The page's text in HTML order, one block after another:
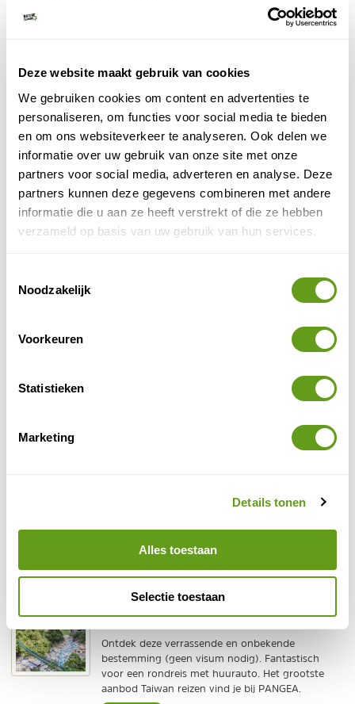
Deze website maakt gebruik van cookies
We gebruiken cookies om content en advertenties te
personaliseren, om functies voor social media te bieden
en om ons websiteverkeer te analyseren. Ook delen we
informatie over uw gebruik van onze site met onze
partners voor social media, adverteren en analyse. Deze
partners kunnen deze gegevens combineren met andere
informatie die u aan ze heeft verstrekt of die ze hebben
verzameld op basis van uw gebruik van hun services.
Noodzakelijk
Voorkeuren
Statistieken
Marketing
Details tonen
Alles toestaan
Selectie toestaan
De beste reistijd voor verre reizen in novemberis heel
hebben hun beste reisperiode en zijn in het najaar
goedkoper dan in de zomermaanden. Hier volgen
enkele leuke bestemmingen in november:
Midden- en Zuid-Amerika in november
1.Argentinië- Immense gletsjers en machtige condors.
2.Bolivia - Uitgestrekte zoutpannen en eindeloze
hoogvlakten.
3.Chili- Ongerept natuurschoon van noord naar zuid.
1.Cambodja
- Bijzondere cultuur en lieve bevolking.
4.Thailand- Natuur, cultuur en relaxen.
Afrika in november
3.Madagaskar- Lemuren, kameleons en baobabs.
- Verrassend gevarieerde natuur.
5.Seychellen- Tropisch paradijs
PANGEA - Rondreizen door Taiwan
Ontdek deze verrassende en onbekende
bestemming (geen visum nodig). Fantastisch
voor een rondreis met huurauto. Het grootste
aanbod Taiwan reizen vind je bij PANGEA.